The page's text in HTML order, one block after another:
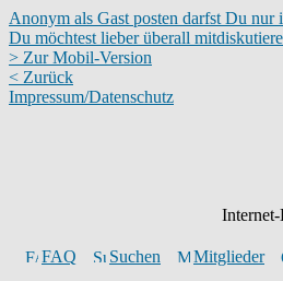
Anonym als Gast posten darfst Du nur
Du möchtest lieber überall
> Zur Mobil-Version
< Zurück
Impressum/Datenschutz
FAQ Suchen Mitglieder